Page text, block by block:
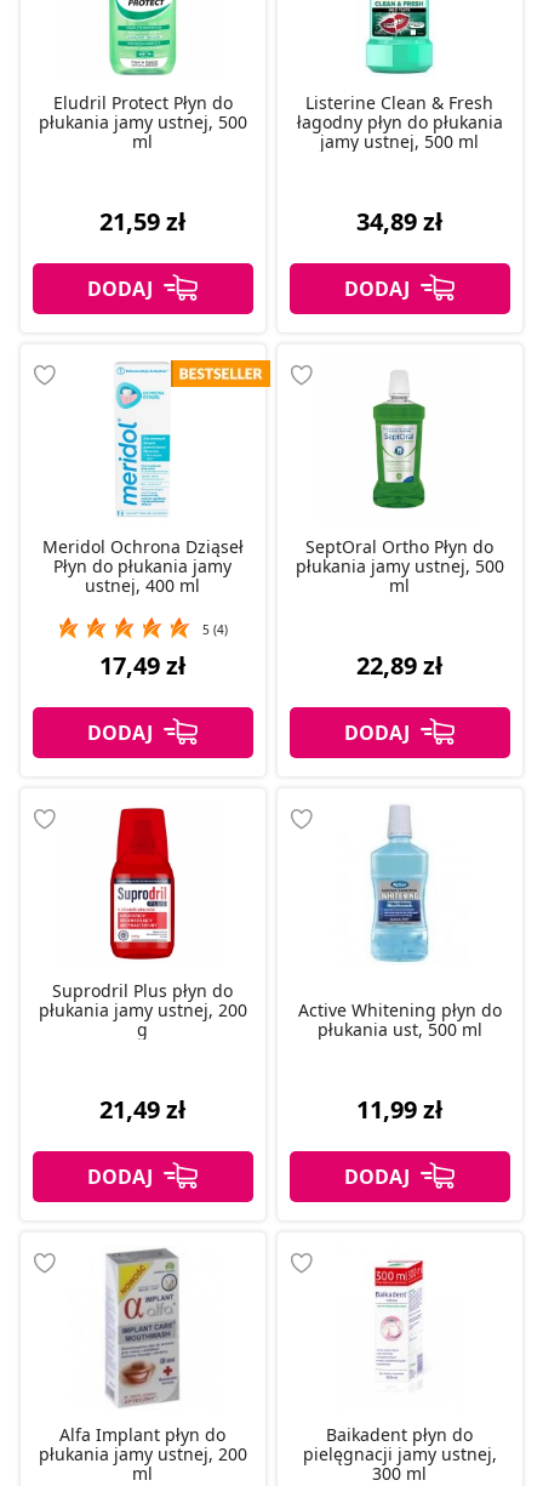
Eludril Protect Płyn do
płukania jamy ustnej, 500
ml
21,59 zł
Listerine Clean & Fresh
łagodny płyn do płukania
jamy ustnej, 500 ml
34,89 zł
Meridol Ochrona Dziąseł
Płyn do płukania jamy
ustnej, 400 ml
5 (4)
17,49 zł
SeptOral Ortho Płyn do
płukania jamy ustnej, 500
ml
22,89 zł
Suprodril Plus płyn do
płukania jamy ustnej, 200
g
21,49 zł
Active Whitening płyn do
płukania ust, 500 ml
11,99 zł
Alfa Implant płyn do
płukania jamy ustnej, 200
ml
Baikadent płyn do
pielęgnacji jamy ustnej,
300 ml